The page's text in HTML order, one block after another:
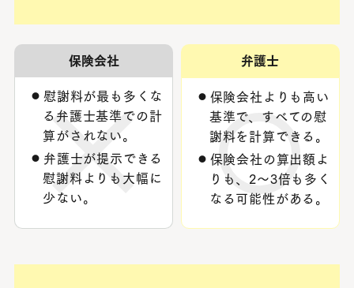
保険会社
慰謝料が最も多くな
る弁護士基準での計
算がされない。
弁護士が提示できる
慰謝料よりも大幅に
少ない。
弁護士
保険会社よりも高い
基準で、すべての慰
謝料を計算できる。
保険会社の算出額よ
りも、2～3倍も多く
なる可能性がある。